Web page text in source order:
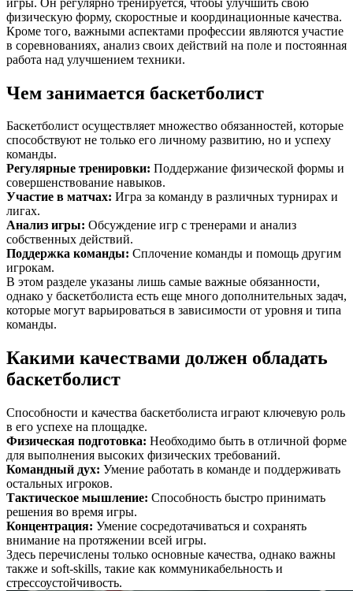
физическую форму, скоростные и координационные качества.
Кроме того, важными аспектами профессии являются участие
в соревнованиях, анализ своих действий на поле и постоянная
работа над улучшением техники.
Чем занимается баскетболист
Баскетболист осуществляет множество обязанностей, которые
способствуют не только его личному развитию, но и успеху
команды.
Регулярные тренировки: Поддержание физической формы и
совершенствование навыков.
Участие в матчах: Игра за команду в различных турнирах и
лигах.
Анализ игры: Обсуждение игр с тренерами и анализ
собственных действий.
Поддержка команды: Сплочение команды и помощь другим
игрокам.
В этом разделе указаны лишь самые важные обязанности,
однако у баскетболиста есть еще много дополнительных задач,
которые могут варьироваться в зависимости от уровня и типа
команды.
Какими качествами должен обладать
баскетболист
Способности и качества баскетболиста играют ключевую роль
в его успехе на площадке.
Физическая подготовка: Необходимо быть в отличной форме
для выполнения высоких физических требований.
Командный дух: Умение работать в команде и поддерживать
остальных игроков.
Тактическое мышление: Способность быстро принимать
решения во время игры.
Концентрация: Умение сосредотачиваться и сохранять
внимание на протяжении всей игры.
Здесь перечислены только основные качества, однако важны
также и soft-skills, такие как коммуникабельность и
стрессоустойчивость.